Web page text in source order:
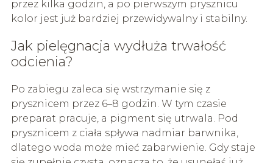
przez kilka godzin, a po pierwszym prysznicu
kolor jest już bardziej przewidywalny i stabilny.
Jak pielęgnacja wydłuża trwałość
odcienia?
Po zabiegu zaleca się wstrzymanie się z
prysznicem przez 6–8 godzin. W tym czasie
preparat pracuje, a pigment się utrwala. Pod
prysznicem z ciała spływa nadmiar barwnika,
dlatego woda może mieć zabarwienie. Gdy staje